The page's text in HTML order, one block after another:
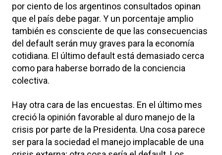
por ciento de los argentinos consultados opinan
que el país debe pagar. Y un porcentaje amplio
también es consciente de que las consecuencias
del default serán muy graves para la economía
cotidiana. El último default está demasiado cerca
como para haberse borrado de la conciencia
colectiva.
Hay otra cara de las encuestas. En el último mes
creció la opinión favorable al duro manejo de la
crisis por parte de la Presidenta. Una cosa parece
ser para la sociedad el manejo implacable de una